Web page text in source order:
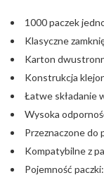
1000 paczek
Klasyczne
Karton
Konstrukcja
Łatwe składanie
Wysoka
Przeznaczone do
Kompatybilne z
Pojemność